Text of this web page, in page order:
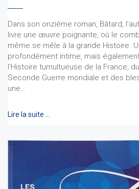
Dans son onzième roman, Bâtard,
livre une œuvre poignante, où le
même se mêle à la grande Histoire.
profondément intime, mais
l'Histoire tumultueuse de la France,
Seconde Guerre mondiale et des
une…
Lire la suite …